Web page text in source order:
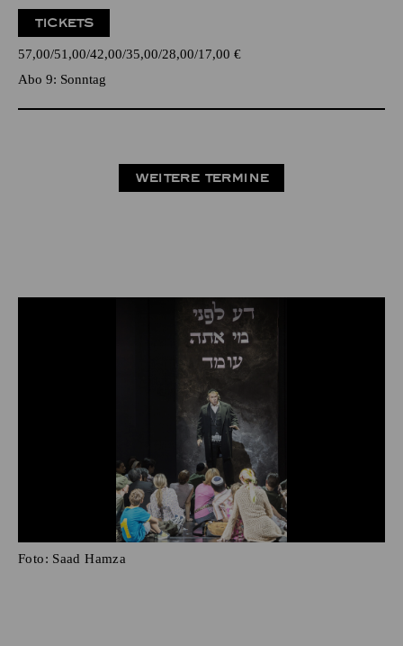
TICKETS
57,00 51,00 42,00 35,00 28,00 17,00 €
Abo 9: Sonntag
WEITERE TERMINE
Foto: Saad Hamza